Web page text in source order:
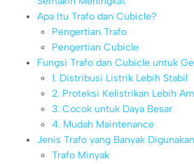
Apa Itu Trafo dan Cubicle?
Pengertian Trafo
Pengertian Cubicle
Fungsi Trafo dan Cubicle untuk
1. Distribusi Listrik Lebih Stabil
2. Proteksi Kelistrikan Lebih
3. Cocok untuk Daya Besar
4. Mudah Maintenance
Jenis Trafo yang Banyak
Trafo Minyak